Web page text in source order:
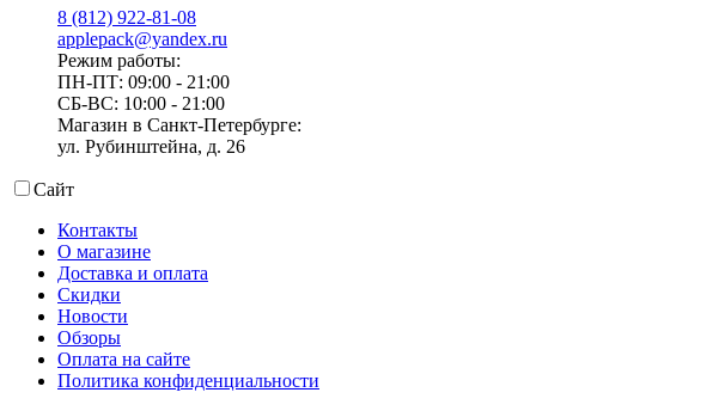
8 (812) 922-81-08
applepack@yandex.ru
Режим работы:
ПН-ПТ: 09:00 - 21:00
СБ-ВС: 10:00 - 21:00
Магазин в Санкт-Петербурге:
ул. Рубинштейна, д. 26
Сайт
Контакты
О магазине
Доставка и оплата
Скидки
Новости
Обзоры
Оплата на сайте
Политика конфиденциальности